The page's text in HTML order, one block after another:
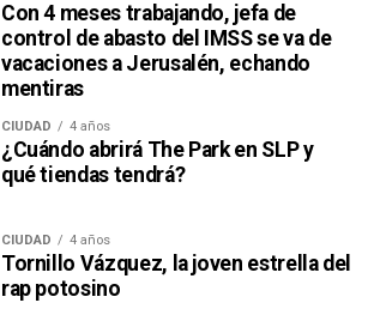
Con 4 meses trabajando, jefa de
control de abasto del IMSS se va de
vacaciones a Jerusalén, echando
mentiras
CIUDAD 4 años
¿Cuándo abrirá The Park en SLP y
qué tiendas tendrá?
CIUDAD 4 años
Tornillo Vázquez, la joven estrella del
rap potosino